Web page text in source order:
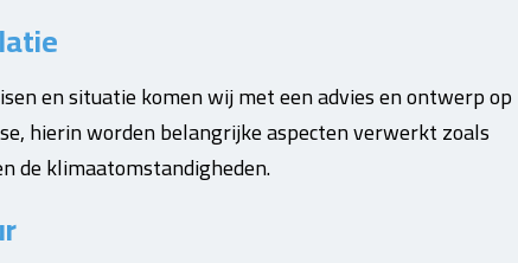
en situatie komen wij met een advies en ontwerp op
hierin worden belangrijke aspecten verwerkt zoals
de klimaatomstandigheden.